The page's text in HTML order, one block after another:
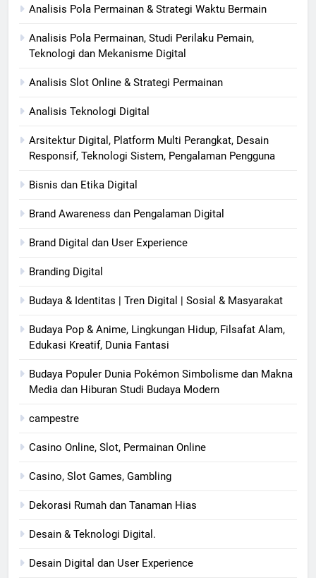
Analisis Pola Permainan & Strategi Waktu Bermain
Analisis Pola Permainan, Studi Perilaku Pemain,
Teknologi dan Mekanisme Digital
Analisis Slot Online & Strategi Permainan
Analisis Teknologi Digital
Arsitektur Digital, Platform Multi Perangkat, Desain
Responsif, Teknologi Sistem, Pengalaman Pengguna
Bisnis dan Etika Digital
Brand Awareness dan Pengalaman Digital
Brand Digital dan User Experience
Branding Digital
Budaya & Identitas | Tren Digital | Sosial & Masyarakat
Budaya Pop & Anime, Lingkungan Hidup, Filsafat Alam,
Edukasi Kreatif, Dunia Fantasi
Budaya Populer Dunia Pokémon Simbolisme dan Makna
Media dan Hiburan Studi Budaya Modern
campestre
Casino Online, Slot, Permainan Online
Casino, Slot Games, Gambling
Dekorasi Rumah dan Tanaman Hias
Desain & Teknologi Digital.
Desain Digital dan User Experience